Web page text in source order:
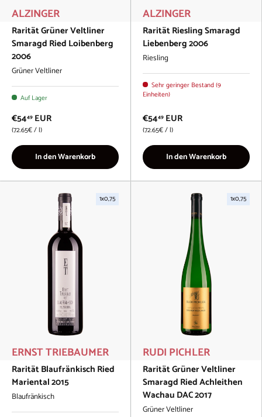
ALZINGER
Rarität Grüner Veltliner
Smaragd Ried Loibenberg
2006
Grüner Veltliner
Auf Lager
€5449 EUR
Grundpreis
72.65€/l
In den Warenkorb
ALZINGER
Rarität Riesling Smaragd
Liebenberg 2006
Riesling
Sehr geringer Bestand (9
Einheiten)
€5449 EUR
Grundpreis
72.65€/l
In den Warenkorb
1x0,75
ERNST TRIEBAUMER
Rarität Blaufränkisch Ried
Mariental 2015
Blaufränkisch
1x0,75
RUDI PICHLER
Rarität Grüner Veltliner
Smaragd Ried Achleithen
Wachau DAC 2017
Grüner Veltliner